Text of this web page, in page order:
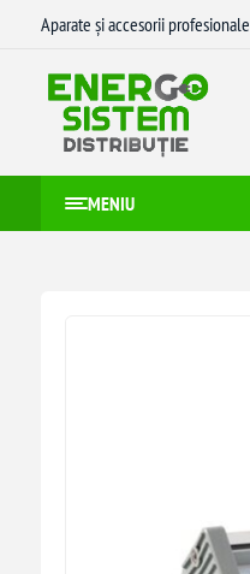
Aparate și accesorii profesionale
MENIU